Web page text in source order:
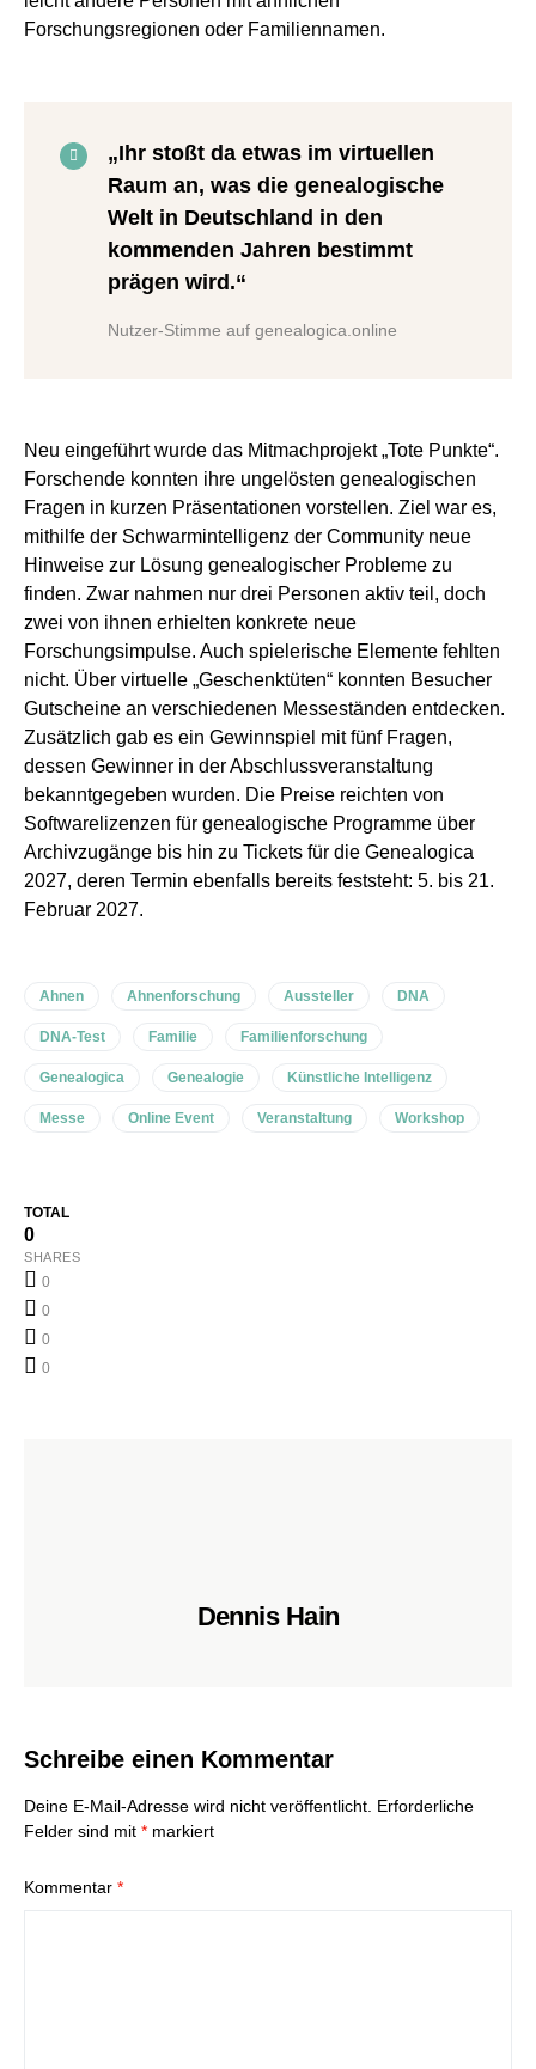
Forschungsregionen oder Familiennamen.
„Ihr stoßt da etwas im virtuellen
Raum an, was die genealogische
Welt in Deutschland in den
kommenden Jahren bestimmt
prägen wird.“
Nutzer-Stimme auf genealogica.online
Neu eingeführt wurde das Mitmachprojekt „Tote Punkte“.
Forschende konnten ihre ungelösten genealogischen
Fragen in kurzen Präsentationen vorstellen. Ziel war es,
mithilfe der Schwarmintelligenz der Community neue
Hinweise zur Lösung genealogischer Probleme zu
finden. Zwar nahmen nur drei Personen aktiv teil, doch
zwei von ihnen erhielten konkrete neue
Forschungsimpulse. Auch spielerische Elemente fehlten
nicht. Über virtuelle „Geschenktüten“ konnten Besucher
Gutscheine an verschiedenen Messeständen entdecken.
Zusätzlich gab es ein Gewinnspiel mit fünf Fragen,
dessen Gewinner in der Abschlussveranstaltung
bekanntgegeben wurden. Die Preise reichten von
Softwarelizenzen für genealogische Programme über
Archivzugänge bis hin zu Tickets für die Genealogica
2027, deren Termin ebenfalls bereits feststeht: 5. bis 21.
Februar 2027.
Ahnen Ahnenforschung Aussteller DNA
DNA-Test Familie Familienforschung
Genealogica Genealogie Künstliche Intelligenz
Messe Online Event Veranstaltung Workshop
TOTAL
0
SHARES
0
0
0
0
Dennis Hain
Schreibe einen Kommentar
Deine E-Mail-Adresse wird nicht veröffentlicht. Erforderliche
Felder sind mit * markiert
Kommentar *